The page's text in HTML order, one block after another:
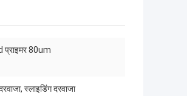
प्राइमर 80um
स्लाइडिंग दरवाजा